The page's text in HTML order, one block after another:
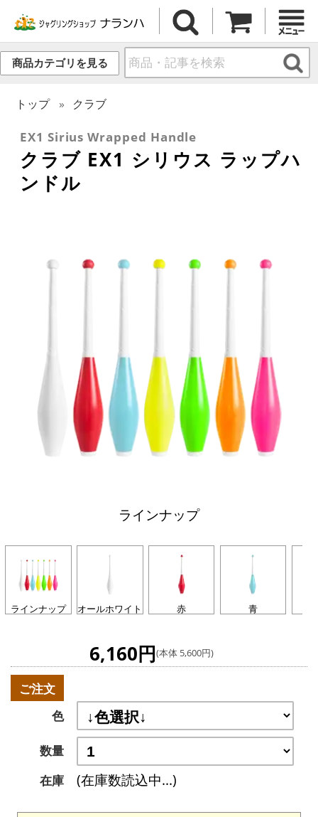
商品カテゴリを見る
トップ クラブ
EX1 Sirius Wrapped Handle
クラブ EX1 シリウス ラップハ
ンドル
ラインナップ
ラインナップ オールホワイト 赤 青
6,160円(本体 5,600円)
ご注文
色
数量
在庫
(在庫数読込中...)